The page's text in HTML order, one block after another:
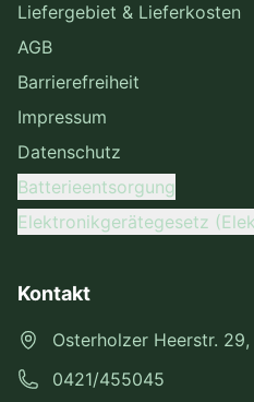
Liefergebiet & Lieferkosten
AGB
Barrierefreiheit
Impressum
Datenschutz
Batterieentsorgung
Elektronikgerätegesetz
Kontakt
Osterholzer Heerstr.
0421/455045